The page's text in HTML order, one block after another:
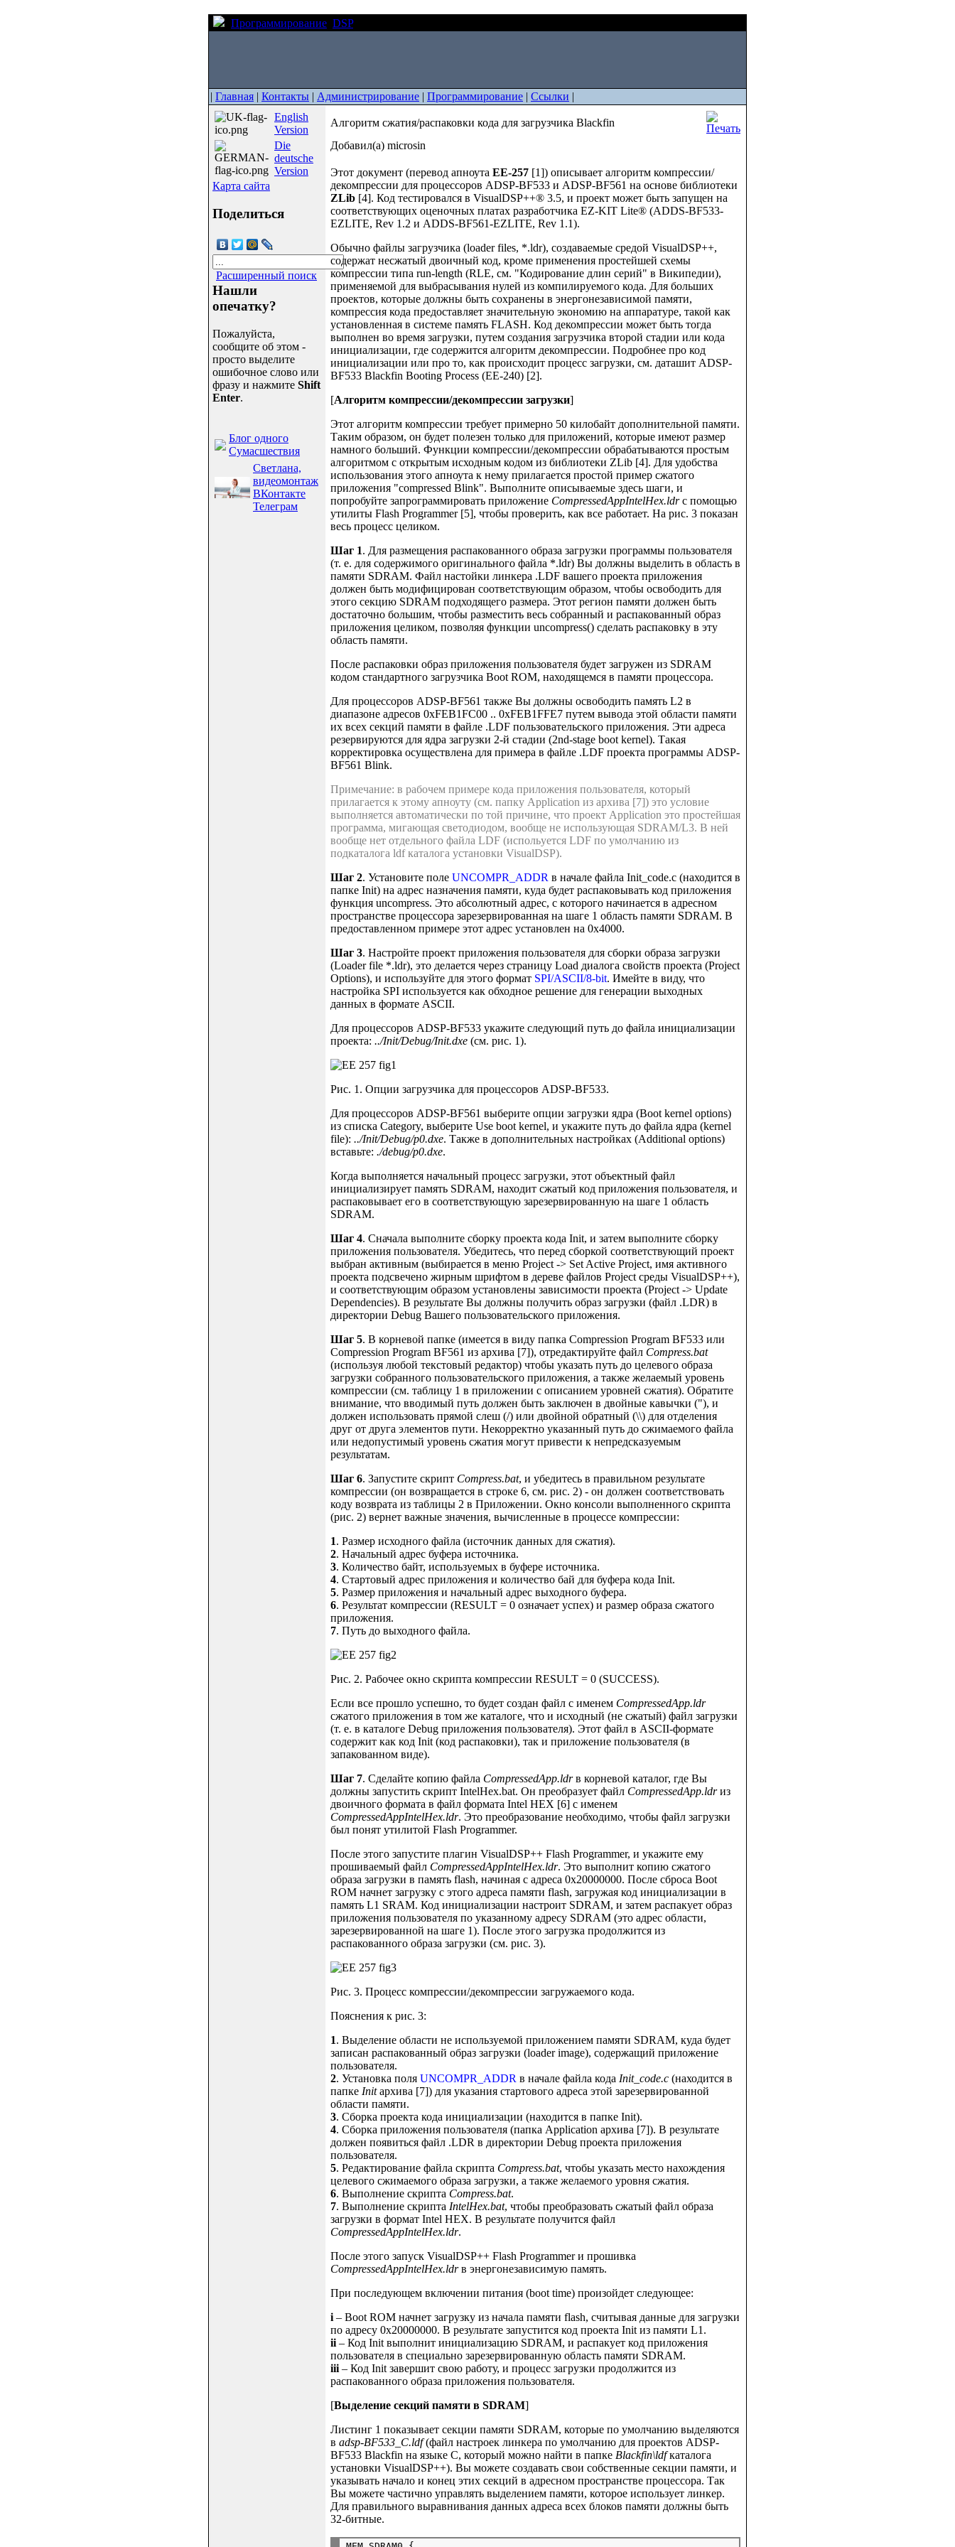
Программирование DSP
| Главная | Контакты | Администрирование | Программирование | Ссылки |
English
Version
Die
deutsche
Version
Карта сайта
Поделиться
Расширенный поиск
Нашли
опечатку?
Пожалуйста,
сообщите об этом -
просто выделите
ошибочное слово или
фразу и нажмите Shift
Enter.
Блог одного
Сумасшествия
Светлана,
видеомонтаж
ВКонтакте
Телеграм
Алгоритм сжатия/распаковки кода для загрузчика Blackfin
Добавил(а) microsin
Этот документ (перевод апноута EE-257 [1]) описывает алгоритм компрессии/
декомпрессии для процессоров ADSP-BF533 и ADSP-BF561 на основе библиотеки
ZLib [4]. Код тестировался в VisualDSP++® 3.5, и проект может быть запущен на
соответствующих оценочных платах разработчика EZ-KIT Lite® (ADDS-BF533-
EZLITE, Rev 1.2 и ADDS-BF561-EZLITE, Rev 1.1).
Обычно файлы загрузчика (loader files, *.ldr), создаваемые средой VisualDSP++,
содержат несжатый двоичный код, кроме применения простейшей схемы
компрессии типа run-length (RLE, см. "Кодирование длин серий" в Википедии),
применяемой для выбрасывания нулей из компилируемого кода. Для больших
проектов, которые должны быть сохранены в энергонезависимой памяти,
компрессия кода предоставляет значительную экономию на аппаратуре, такой как
установленная в системе память FLASH. Код декомпрессии может быть тогда
выполнен во время загрузки, путем создания загрузчика второй стадии или кода
инициализации, где содержится алгоритм декомпрессии. Подробнее про код
инициализации или про то, как происходит процесс загрузки, см. даташит ADSP-
BF533 Blackfin Booting Process (EE-240) [2].
[Алгоритм компрессии/декомпрессии загрузки]
Этот алгоритм компрессии требует примерно 50 килобайт дополнительной памяти.
Таким образом, он будет полезен только для приложений, которые имеют размер
намного больший. Функции компрессии/декомпрессии обрабатываются простым
алгоритмом с открытым исходным кодом из библиотеки ZLib [4]. Для удобства
использования этого апноута к нему прилагается простой пример сжатого
приложения "compressed Blink". Выполните описываемые здесь шаги, и
попробуйте запрограммировать приложение CompressedAppIntelHex.ldrс помощью
утилиты Flash Programmer [5], чтобы проверить, как все работает. На рис. 3 показан
весь процесс целиком.
Шаг 1. Для размещения распакованного образа загрузки программы пользователя
(т. е. для содержимого оригинального файла *.ldr) Вы должны выделить в область в
памяти SDRAM. Файл настойки линкера .LDF вашего проекта приложения
должен быть модифицирован соответствующим образом, чтобы освободить для
этого секцию SDRAM подходящего размера. Этот регион памяти должен быть
достаточно большим, чтобы разместить весь собранный и распакованный образ
приложения целиком, позволяя функции uncompress() сделать распаковку в эту
область памяти.
После распаковки образ приложения пользователя будет загружен из SDRAM
кодом стандартного загрузчика Boot ROM, находящемся в памяти процессора.
Для процессоров ADSP-BF561 также Вы должны освободить память L2 в
диапазоне адресов 0xFEB1FC00 .. 0xFEB1FFE7 путем вывода этой области памяти
их всех секций памяти в файле .LDF пользовательского приложения. Эти адреса
резервируются для ядра загрузки 2-й стадии (2nd-stage boot kernel). Такая
корректировка осуществлена для примера в файле .LDF проекта программы ADSP-
BF561 Blink.
Примечание: в рабочем примере кода приложения пользователя, который
прилагается к этому апноуту (см. папку Application из архива [7]) это условие
выполняется автоматически по той причине, что проект Application это простейшая
программа, мигающая светодиодом, вообще не использующая SDRAM/L3. В ней
вообще нет отдельного файла LDF (испольуется LDF по умолчанию из
подкаталога ldf каталога установки VisualDSP).
Шаг 2. Установите поле UNCOMPR_ADDR в начале файла Init_code.c (находится в
папке Init) на адрес назначения памяти, куда будет распаковывать код приложения
функция uncompress. Это абсолютный адрес, с которого начинается в адресном
пространстве процессора зарезервированная на шаге 1 область памяти SDRAM. В
предоставленном примере этот адрес установлен на 0x4000.
Шаг 3. Настройте проект приложения пользователя для сборки образа загрузки
(Loader file *.ldr), это делается через страницу Load диалога свойств проекта (Project
Options), и используйте для этого формат SPI/ASCII/8-bit. Имейте в виду, что
настройка SPI используется как обходное решение для генерации выходных
данных в формате ASCII.
Для процессоров ADSP-BF533 укажите следующий путь до файла инициализации
проекта: ../Init/Debug/Init.dxe (см. рис. 1).
Рис. 1. Опции загрузчика для процессоров ADSP-BF533.
Для процессоров ADSP-BF561 выберите опции загрузки ядра (Boot kernel options)
из списка Category, выберите Use boot kernel, и укажите путь до файла ядра (kernel
file): ../Init/Debug/p0.dxe. Также в дополнительных настройках (Additional options)
вставьте: ./debug/p0.dxe.
Когда выполняется начальный процесс загрузки, этот объектный файл
инициализирует память SDRAM, находит сжатый код приложения пользователя, и
распаковывает его в соответствующую зарезервированную на шаге 1 область
SDRAM.
Шаг 4. Сначала выполните сборку проекта кода Init, и затем выполните сборку
приложения пользователя. Убедитесь, что перед сборкой соответствующий проект
выбран активным (выбирается в меню Project -> Set Active Project, имя активного
проекта подсвечено жирным шрифтом в дереве файлов Project среды VisualDSP++),
и соответствующим образом установлены зависимости проекта (Project -> Update
Dependencies). В результате Вы должны получить образ загрузки (файл .LDR) в
директории Debug Вашего пользовательского приложения.
Шаг 5. В корневой папке (имеется в виду папка Compression Program BF533 или
Compression Program BF561 из архива [7]), отредактируйте файл Compress.bat
(используя любой текстовый редактор) чтобы указать путь до целевого образа
загрузки собранного пользовательского приложения, а также желаемый уровень
компрессии (см. таблицу 1 в приложении с описанием уровней сжатия). Обратите
внимание, что вводимый путь должен быть заключен в двойные кавычки ("), и
должен использовать прямой слеш (/) или двойной обратный (\\) для отделения
друг от друга элементов пути. Некорректно указанный путь до сжимаемого файла
или недопустимый уровень сжатия могут привести к непредсказуемым
результатам.
Шаг 6. Запустите скрипт Compress.bat, и убедитесь в правильном результате
компрессии (он возвращается в строке 6, см. рис. 2) - он должен соответствовать
коду возврата из таблицы 2 в Приложении. Окно консоли выполненного скрипта
(рис. 2) вернет важные значения, вычисленные в процессе компрессии:
1. Размер исходного файла (источник данных для сжатия).
2. Начальный адрес буфера источника.
3. Количество байт, используемых в буфере источника.
4. Стартовый адрес приложения и количество бай для буфера кода Init.
5. Размер приложения и начальный адрес выходного буфера.
6. Результат компрессии (RESULT = 0 означает успех) и размер образа сжатого
приложения.
7. Путь до выходного файла.
Рис. 2. Рабочее окно скрипта компрессии RESULT = 0 (SUCCESS).
Если все прошло успешно, то будет создан файл с именем CompressedApp.ldr
сжатого приложения в том же каталоге, что и исходный (не сжатый) файл загрузки
(т. е. в каталоге Debug приложения пользователя). Этот файл в ASCII-формате
содержит как код Init (код распаковки), так и приложение пользователя (в
запакованном виде).
Шаг 7. Сделайте копию файла CompressedApp.ldrв корневой каталог, где Вы
должны запустить скрипт IntelHex.bat. Он преобразует файл CompressedApp.ldrиз
двоичного формата в файл формата Intel HEX [6] с именем
CompressedAppIntelHex.ldr. Это преобразование необходимо, чтобы файл загрузки
был понят утилитой Flash Programmer.
После этого запустите плагин VisualDSP++ Flash Programmer, и укажите ему
прошиваемый файл CompressedAppIntelHex.ldr. Это выполнит копию сжатого
образа загрузки в память flash, начиная с адреса 0x20000000. После сброса Boot
ROM начнет загрузку с этого адреса памяти flash, загружая код инициализации в
память L1 SRAM. Код инициализации настроит SDRAM, и затем распакует образ
приложения пользователя по указанному адресу SDRAM (это адрес области,
зарезервированной на шаге 1). После этого загрузка продолжится из
распакованного образа загрузки (см. рис. 3).
Рис. 3. Процесс компрессии/декомпрессии загружаемого кода.
Пояснения к рис. 3:
1. Выделение области не используемой приложением памяти SDRAM, куда будет
записан распакованный образ загрузки (loader image), содержащий приложение
пользователя.
2. Установка поля UNCOMPR_ADDR в начале файла кода Init_code.c (находится в
папке Initархива [7]) для указания стартового адреса этой зарезервированной
области памяти.
3. Сборка проекта кода инициализации (находится в папке Init).
4. Сборка приложения пользователя (папка Application архива [7]). В результате
должен появиться файл .LDR в директории Debug проекта приложения
пользователя.
5. Редактирование файла скрипта Compress.bat, чтобы указать место нахождения
целевого сжимаемого образа загрузки, а также желаемого уровня сжатия.
6. Выполнение скрипта Compress.bat.
7. Выполнение скрипта IntelHex.bat, чтобы преобразовать сжатый файл образа
загрузки в формат Intel HEX. В результате получится файл
CompressedAppIntelHex.ldr.
После этого запуск VisualDSP++ Flash Programmer и прошивка
CompressedAppIntelHex.ldrв энергонезависимую память.
При последующем включении питания (boot time) произойдет следующее:
i – Boot ROM начнет загрузку из начала памяти flash, считывая данные для загрузки
по адресу 0x20000000. В результате запустится код проекта Init из памяти L1.
ii – Код Init выполнит инициализацию SDRAM, и распакует код приложения
пользователя в специально зарезервированную область памяти SDRAM.
iii – Код Init завершит свою работу, и процесс загрузки продолжится из
распакованного образа приложения пользователя.
[Выделение секций памяти в SDRAM]
Листинг 1 показывает секции памяти SDRAM, которые по умолчанию выделяются
в adsp-BF533_C.ldf(файл настроек линкера по умолчанию для проектов ADSP-
BF533 Blackfin на языке C, который можно найти в папке Blackfin\ldfкаталога
установки VisualDSP++). Вы можете создавать свои собственные секции памяти, и
указывать начало и конец этих секций в адресном пространстве процессора. Так
Вы можете частично управлять выделением памяти, которое использует линкер.
Для правильного выравнивания данных адреса всех блоков памяти должны быть
32-битные.